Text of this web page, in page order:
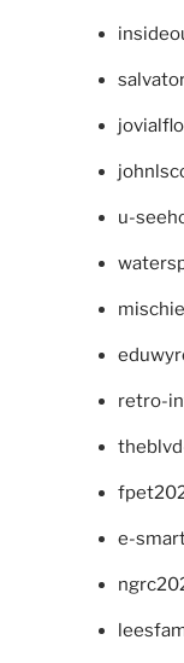
u-
retro-
e-